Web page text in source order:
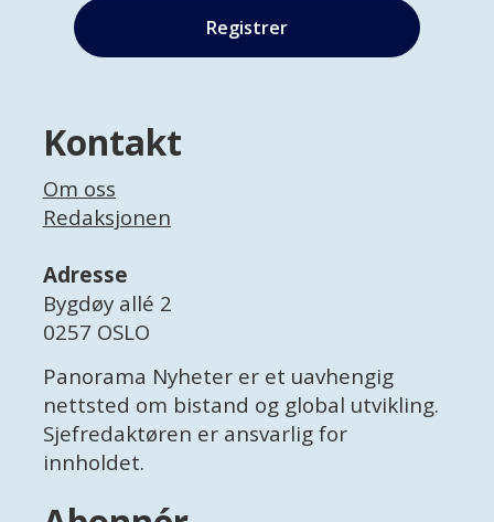
Kontakt
Om oss
Redaksjonen
Adresse
Bygdøy allé 2
0257 OSLO
Panorama Nyheter er et uavhengig
nettsted om bistand og global utvikling.
Sjefredaktøren er ansvarlig for
innholdet.